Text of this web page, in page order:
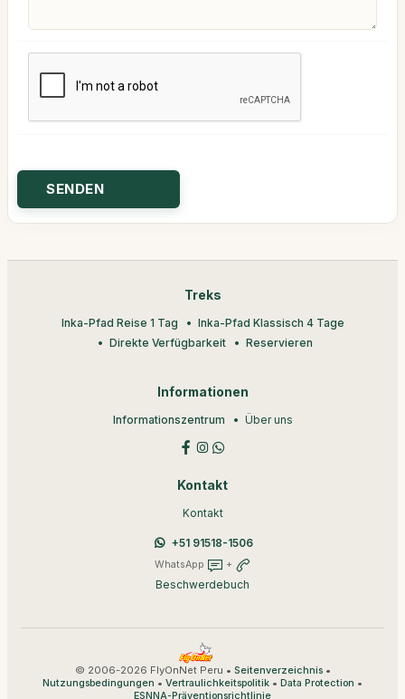
Treks
Inka-Pfad Reise 1 Tag
Inka-Pfad Klassisch 4 Tage
Direkte Verfügbarkeit
Reservieren
Informationen
Informationszentrum Über uns
Kontakt
Kontakt
+51 91518-1506
WhatsApp +
Beschwerdebuch
© 2006-2026 FlyOnNet Peru • Seitenverzeichnis•
Nutzungsbedingungen • Vertraulichkeitspolitik • Data Protection •
ESNNA-Präventionsrichtlinie